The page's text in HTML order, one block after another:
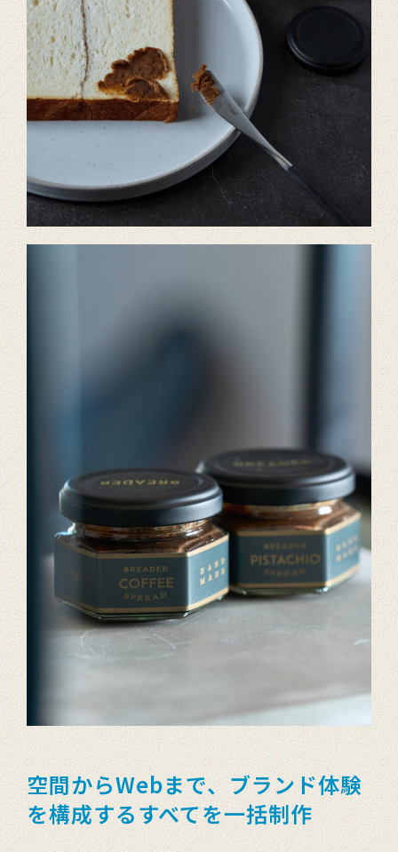
空間からWebまで、ブランド体験
を構成するすべてを一括制作